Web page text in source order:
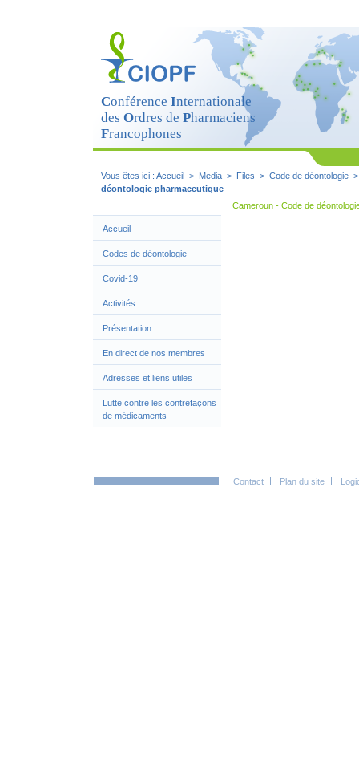
Conférence Internationale
des Ordres de Pharmaciens
Francophones
Vous êtes ici : Accueil > Media > Files > Code de déontologie
déontologie pharmaceutique
Accueil
Codes de déontologie
Covid-19
Activités
Présentation
En direct de nos membres
Adresses et liens utiles
Lutte contre les contrefaçons
de médicaments
Cameroun - Code de
Contact Plan du site